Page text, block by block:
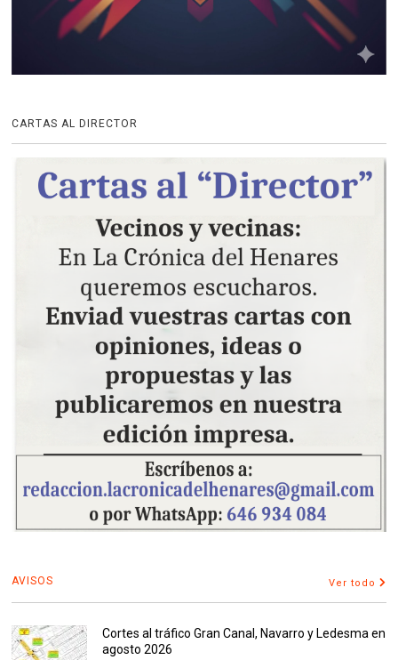
CARTAS AL DIRECTOR
AVISOS Ver todo
Cortes al tráfico Gran Canal, Navarro y Ledesma en
agosto 2026